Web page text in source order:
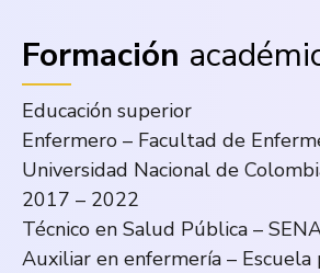
Formación
Educación superior
Enfermero – Facultad de
Universidad Nacional de
2017 – 2022
Técnico en Salud Pública –
Auxiliar en enfermería – Escuela